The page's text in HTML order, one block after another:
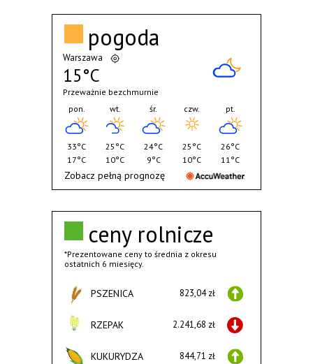
ceny rolnicze
*Prezentowane ceny to średnia z okresu
ostatnich 6 miesięcy.
PSZENICA 823,04 zł
RZEPAK 2.241,68 zł
KUKURYDZA 844,71 zł
pogoda
Warszawa
15°C
Przeważnie bezchmurnie
pon.
33°C
17°C
wt.
25°C
10°C
śr.
24°C
9°C
czw.
25°C
10°C
pt.
26°C
11°C
Zobacz pełną prognozę